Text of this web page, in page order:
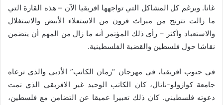
غانا. وبرغم كل المشاكل التي تواجهها افريقيا الآن – هذه القارة التي
ما زالت تترنح من ميراث قرون من الاستعلاء الأبيض والاستغلال
والاستعباد وأكثر – رأى ذلك المؤتمر أنه ما زال من المهم أن يتضمن
نقاشا حول فلسطين والقضية الفلسطينية.
في جنوب افريقيا، في مهرجان “زمان الكاتب” الأدبي والذي ترعاه
جامعة كوازولو-ناتال، كان الكاتب الوحيد غير الافريقي الذي تمت
دعوته فلسطيني. كان ذلك تعبيرا عميقا عن التضامن مع فلسطين،